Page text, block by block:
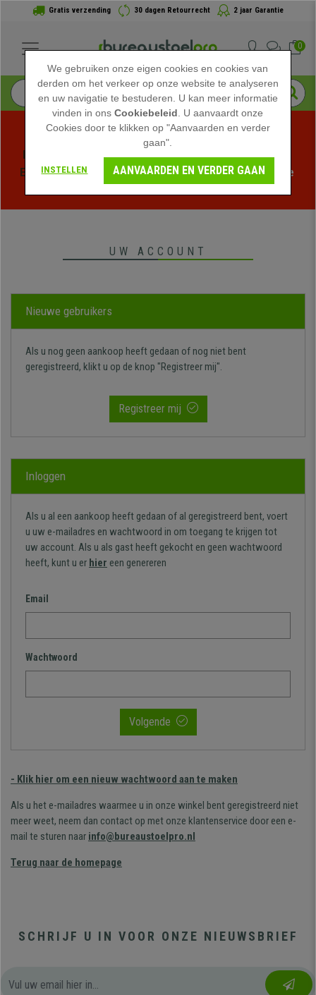
Gratis verzending 30 dagen Retourrecht 2 jaar Garantie
0
Profiteer van de Zomeruitverkoop bij bureaustoelpro!
Exclusieve kortingen voor een beperkte tijd - Bekijk de
UW ACCOUNT
Nieuwe gebruikers
Als u nog geen aankoop heeft gedaan of nog niet bent
geregistreerd, klikt u op de knop "Registreer mij".
Registreer mij
Inloggen
Als u al een aankoop heeft gedaan of al geregistreerd bent, voert
u uw e-mailadres en wachtwoord in om toegang te krijgen tot
uw account. Als u als gast heeft gekocht en geen wachtwoord
heeft, kunt u er hier een genereren
Email
Wachtwoord
Volgende
- Klik hier om een ​​nieuw wachtwoord aan te maken
Als u het e-mailadres waarmee u in onze winkel bent geregistreerd niet
meer weet, neem dan contact op met onze klantenservice door een e-
mail te sturen naar info@bureaustoelpro.nl
Terug naar de homepage
SCHRIJF U IN VOOR ONZE NIEUWSBRIEF
We gebruiken onze eigen cookies en cookies van
derden om het verkeer op onze website te analyseren
en uw navigatie te bestuderen. U kan meer informatie
vinden in onsCookiebeleid . U aanvaardt onze
Cookies door te klikken op "Aanvaarden en verder
gaan".
INSTELLEN AANVAARDEN EN VERDER GAAN